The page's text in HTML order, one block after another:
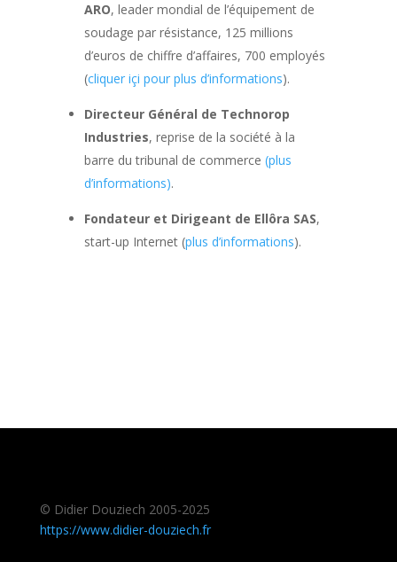
ARO, leader mondial de l’équipement de
soudage par résistance, 125 millions
d’euros de chiffre d’affaires, 700 employés
(cliquer içi pour plus d’informations).
Directeur Général de Technorop
Industries, reprise de la société à la
barre du tribunal de commerce (plus
d’informations).
Fondateur et Dirigeant de Ellôra SAS,
start-up Internet (plus d’informations).
© Didier Douziech 2005-2025
https://www.didier-douziech.fr